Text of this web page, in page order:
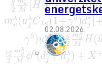
02.08.2026.